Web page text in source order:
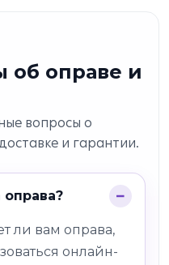
об оправе и
вопросы о
и гарантии.
ли вам оправа,
онлайн-